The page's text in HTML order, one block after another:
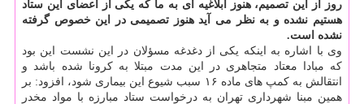
روز از این تصمیم، هنوز ابلاغیه ای به ما كه یكی از اعضای این ستاد
هستیم نشده و به نظر می آید هنوز تصمیمی در این خصوص گرفته
نشده است.
وی با اشاره به اینكه یكی از دغدغه مسؤلان در این نشست این بود
كه مبادا معتاد متجاهری در این مدت مبتلا به كرونا شده باشد و
انتقالش به كمپ های ماده ۱۶ سبب شیوع این بیماری شود، افزود: بر
همین مبنا شهرداری تهران به درخواست ستاد مبارزه با مواد مخدر